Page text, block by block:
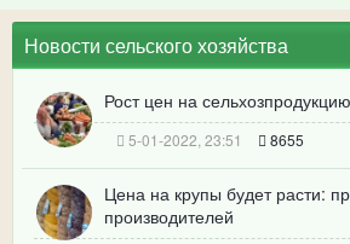
Новости сельского хозяйства
Рост цен на
5-01-2022, 23:51 8655
Цена на крупы будет расти:
производителей